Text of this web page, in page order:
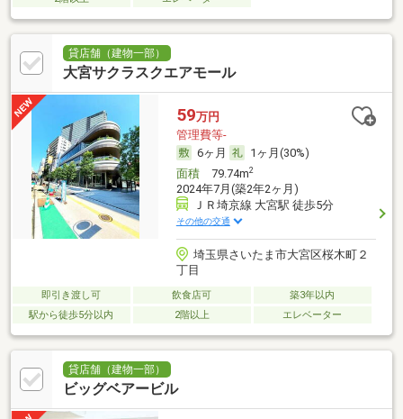
貸店舗（建物一部）
大宮サクラスクエアモール
59万円
管理費等-
6ヶ月
1ヶ月(30%)
面積79.74m2
2024年7月(築2年2ヶ月)
ＪＲ埼京線 大宮駅 徒歩5分
その他の交通
埼玉県さいたま市大宮区桜木町２
丁目
即引き渡し可 飲食店可
築3年以内
駅から徒歩5分以内
2階以上 エレベーター
貸店舗（建物一部）
ビッグベアービル